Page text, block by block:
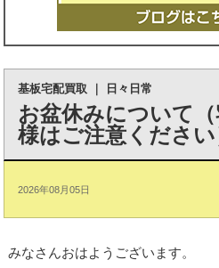
基板宅配買取 日々日常
お盆休みについて
様はご注意ください
2026年08月05日
みなさんおはようございます。